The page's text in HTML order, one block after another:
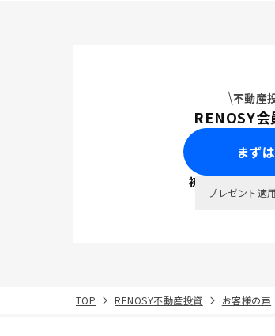
不動産
RENOSY会
まず
初回面談で
プレゼント適
TOP RENOSY不動産投資 お客様の声